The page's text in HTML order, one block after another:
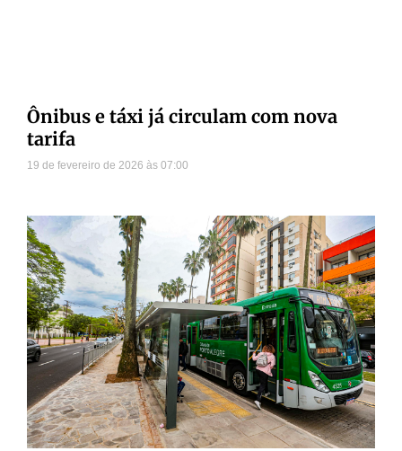
Ônibus e táxi já circulam com nova
tarifa
19 de fevereiro de 2026 07:00